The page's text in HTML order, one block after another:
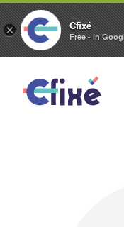
× Cfixé
Free - In